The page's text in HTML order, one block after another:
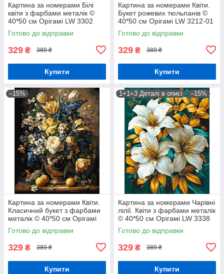
Картина за номерами Білі
квіти з фарбами металік ©
40*50 см Орігамі LW 3302
Готово до відправки
329 ₴ 389 ₴
Купити
Картина за номерами Квіти.
Букет рожевих тюльпанів ©
40*50 см Орігамі LW 3212-01
Готово до відправки
329 ₴ 389 ₴
Купити
–15%
Картина за номерами Квіти.
Класичний букет з фарбами
металік © 40*50 см Орігамі
LW 3174-01
Готово до відправки
329 ₴ 389 ₴
Купити
1+1=3 Деталі в описі –15%
Картина за номерами Чарівні
лілії. Квіти з фарбами металік
© 40*50 см Орігамі LW 3338
Готово до відправки
329 ₴ 389 ₴
Купити